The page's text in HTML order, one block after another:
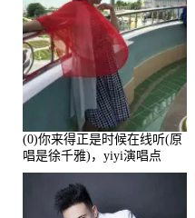
(0)你来得正是时候在线听(原
唱是徐千雅)，yiyi演唱点
播:21991次